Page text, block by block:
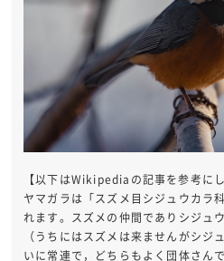
【以下はWikipediaの記事を参考にし
ヤマガラは「スズメ目シジュウカラ
れます。スズメの仲間でありシジュ
（うちにはスズメは来ませんがシジ
いに常連で，どちらもよく団体さん